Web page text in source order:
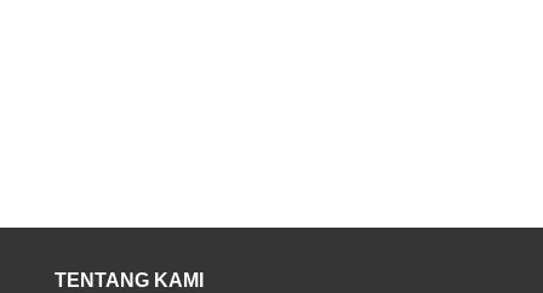
TENTANG KAMI